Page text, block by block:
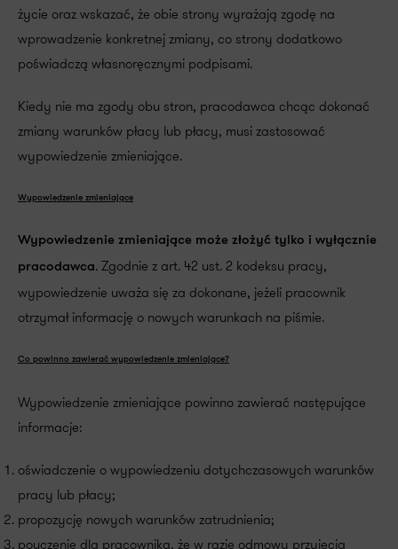
życie oraz wskazać, że obie strony wyrażają zgodę na
wprowadzenie konkretnej zmiany, co strony dodatkowo
poświadczą własnoręcznymi podpisami.
Kiedy nie ma zgody obu stron, pracodawca chcąc dokonać
zmiany warunków płacy lub płacy, musi zastosować
wypowiedzenie zmieniające.
Wypowiedzenie zmieniające
Wypowiedzenie zmieniające może złożyć tylko i wyłącznie
pracodawca. Zgodnie z art. 42 ust. 2 kodeksu pracy,
wypowiedzenie uważa się za dokonane, jeżeli pracownik
otrzymał informację o nowych warunkach na piśmie.
Co powinno zawierać wypowiedzenie zmieniające?
Wypowiedzenie zmieniające powinno zawierać następujące
informacje:
oświadczenie o wypowiedzeniu dotychczasowych warunków
pracy lub płacy;
propozycję nowych warunków zatrudnienia;
pouczenie dla pracownika, że w razie odmowy przyjęcia